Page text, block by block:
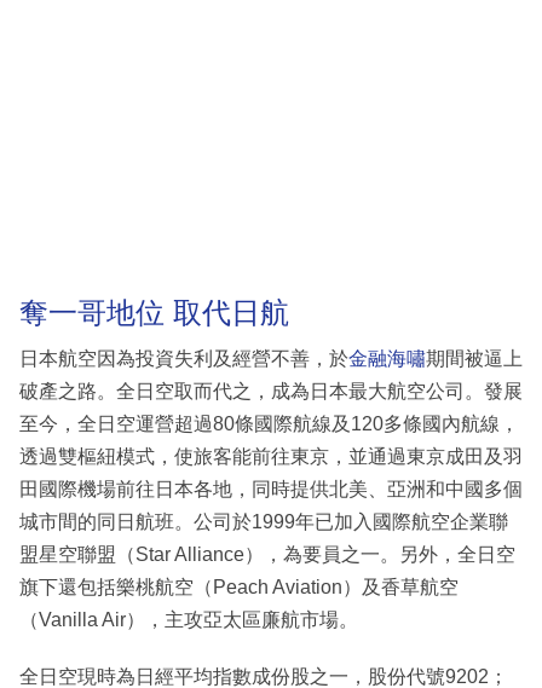
奪一哥地位 取代日航
日本航空因為投資失利及經營不善，於金融海嘯期間被逼上
破產之路。全日空取而代之，成為日本最大航空公司。發展
至今，全日空運營超過80條國際航線及120多條國內航線，
透過雙樞紐模式，使旅客能前往東京，並通過東京成田及羽
田國際機場前往日本各地，同時提供北美、亞洲和中國多個
城市間的同日航班。公司於1999年已加入國際航空企業聯
盟星空聯盟（Star Alliance），為要員之一。另外，全日空
旗下還包括樂桃航空（Peach Aviation）及香草航空
（Vanilla Air），主攻亞太區廉航市場。
全日空現時為日經平均指數成份股之一，股份代號9202；